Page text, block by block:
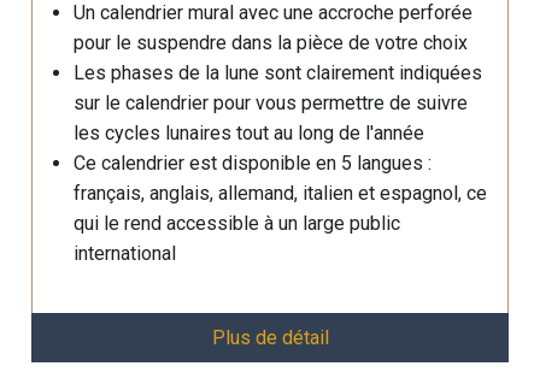
Un calendrier mural avec une accroche perforée
pour le suspendre dans la pièce de votre choix
Les phases de la lune sont clairement indiquées
sur le calendrier pour vous permettre de suivre
les cycles lunaires tout au long de l'année
Ce calendrier est disponible en 5 langues :
français, anglais, allemand, italien et espagnol, ce
qui le rend accessible à un large public
international
Plus de détail